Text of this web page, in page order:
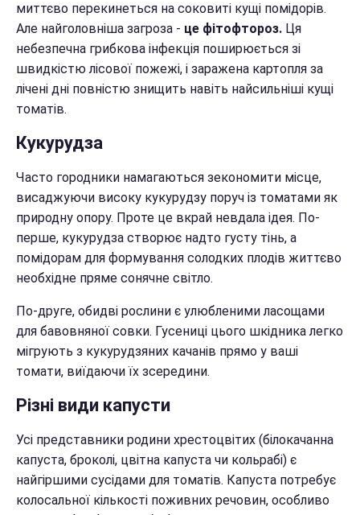
миттєво перекинеться на соковиті кущі помідорів.
Але найголовніша загроза - це фітофтороз. Ця
небезпечна грибкова інфекція поширюється зі
швидкістю лісової пожежі, і заражена картопля за
лічені дні повністю знищить навіть найсильніші кущі
томатів.
Кукурудза
Часто городники намагаються зекономити місце,
висаджуючи високу кукурудзу поруч із томатами як
природну опору. Проте це вкрай невдала ідея. По-
перше, кукурудза створює надто густу тінь, а
помідорам для формування солодких плодів життєво
необхідне пряме сонячне світло.
По-друге, обидві рослини є улюбленими ласощами
для бавовняної совки. Гусениці цього шкідника легко
мігрують з кукурудзяних качанів прямо у ваші
томати, виїдаючи їх зсередини.
Різні види капусти
Усі представники родини хрестоцвітих (білокачанна
капуста, броколі, цвітна капуста чи кольрабі) є
найгіршими сусідами для томатів. Капуста потребує
колосальної кількості поживних речовин, особливо